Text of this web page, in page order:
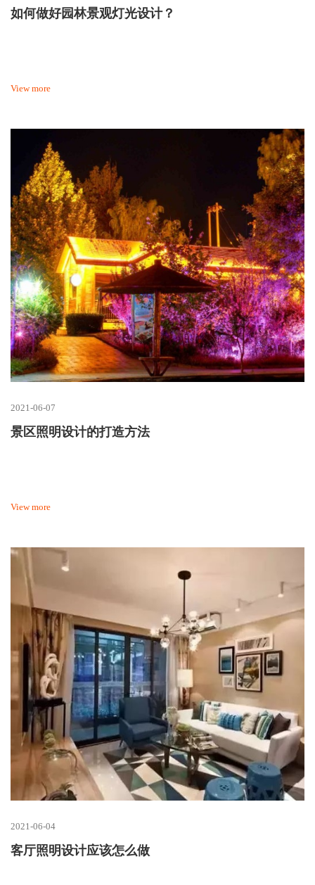
如何做好园林景观灯光设计？
View more
2021-06-07
景区照明设计的打造方法
View more
2021-06-04
客厅照明设计应该怎么做